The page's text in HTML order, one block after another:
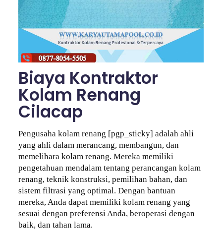
Biaya Kontraktor
Kolam Renang
Cilacap
Pengusaha kolam renang [pgp_sticky] adalah ahli
yang ahli dalam merancang, membangun, dan
memelihara kolam renang. Mereka memiliki
pengetahuan mendalam tentang perancangan kolam
renang, teknik konstruksi, pemilihan bahan, dan
sistem filtrasi yang optimal. Dengan bantuan
mereka, Anda dapat memiliki kolam renang yang
sesuai dengan preferensi Anda, beroperasi dengan
baik, dan tahan lama.